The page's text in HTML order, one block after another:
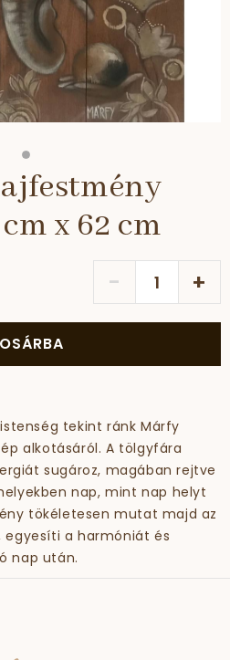
x 62 cm
- +
tekint ránk Márfy
alkotásáról. A tölgyfára
sugároz, magában rejtve
nap, mint nap helyt
tökéletesen mutat majd az
a harmóniát és
nap után.